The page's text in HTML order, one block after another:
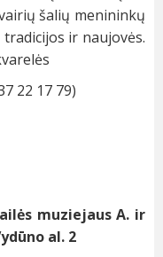
šalių menininkų
ir naujovės.
22 17 79)
muziejaus A. ir
al. 2